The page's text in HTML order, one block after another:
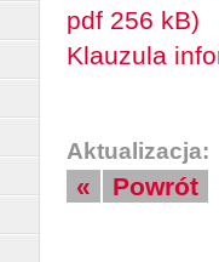
pdf 256 kB)
Klauzula
Aktualizacja:
« Powrót